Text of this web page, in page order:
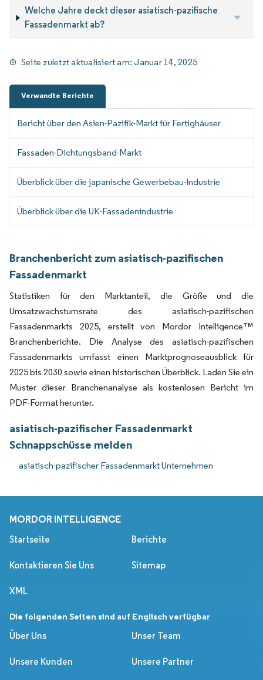
Welche Jahre deckt dieser asiatisch-pazifische
Fassadenmarkt ab?
Seite zuletzt aktualisiert am:Januar 14, 2025
Verwandte Berichte
Bericht über den Asien-Pazifik-Markt für Fertighäuser
Fassaden-Dichtungsband-Markt
Überblick über die japanische Gewerbebau-Industrie
Überblick über die UK-Fassadenindustrie
Branchenbericht zum asiatisch-pazifischen
Fassadenmarkt
Statistiken für den Marktanteil, die Größe und die
Umsatzwachstumsrate des asiatisch-pazifischen
Fassadenmarkts 2025, erstellt von Mordor Intelligence™
Branchenberichte. Die Analyse des asiatisch-pazifischen
Fassadenmarkts umfasst einen Marktprognoseausblick für
2025 bis 2030 sowie einen historischen Überblick. Laden Sie ein
Muster dieser Branchenanalyse als kostenlosen Bericht im
PDF-Format herunter.
asiatisch-pazifischer Fassadenmarkt
Schnappschüsse melden
asiatisch-pazifischer Fassadenmarkt Unternehmen
MORDOR INTELLIGENCE
Startseite Berichte
Kontaktieren Sie Uns Sitemap
XML
Die folgenden Seiten sind auf Englisch verfügbar
Über Uns
Unser Team
Unsere Kunden Unsere Partner